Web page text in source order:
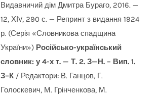
Видавничий дім Дмитра Бураго, 2016. —
12, ХІV, 290 с. — Репринт з видання 1924
р. (Серія «Словникова спадщина
України») Російсько-український
словник: у 4-х т. — Т. 2. З—Н. – Вип. 1.
З–К/ Редактори: В. Ганцов, Г.
Голоскевич, М. Грінченкова, М.